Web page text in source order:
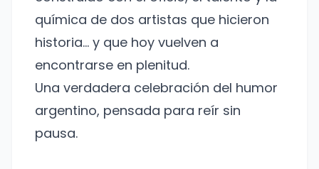
química de dos artistas que hicieron
historia… y que hoy vuelven a
encontrarse en plenitud.
Una verdadera celebración del humor
argentino, pensada para reír sin
pausa.